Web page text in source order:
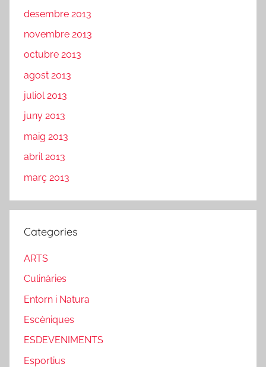
desembre 2013
novembre 2013
octubre 2013
agost 2013
juliol 2013
juny 2013
maig 2013
abril 2013
març 2013
Categories
ARTS
Culinàries
Entorn i Natura
Escèniques
ESDEVENIMENTS
Esportius